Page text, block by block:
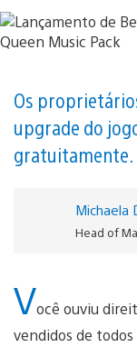
Os
upgrade do
gratuitamente.
Michaela
Head of
Você ouviu
vendidos de